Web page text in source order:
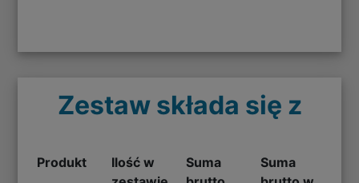
Zestaw składa się z
Produkt
Ilość w
Suma
Suma